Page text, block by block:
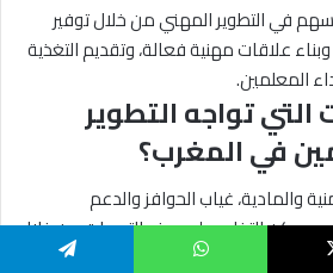
في التطوير المهني من خلال توفير
علاقات مهنية فعالة، وتقديم التغذية
المعلمين.
تواجه التطوير
في المغرب؟
والمادية، غياب الحوافز والدعم
يمكن التغلب على هذه التحديات من خلال
الدعم المؤسسي وتعزيز الوعي بأهمية